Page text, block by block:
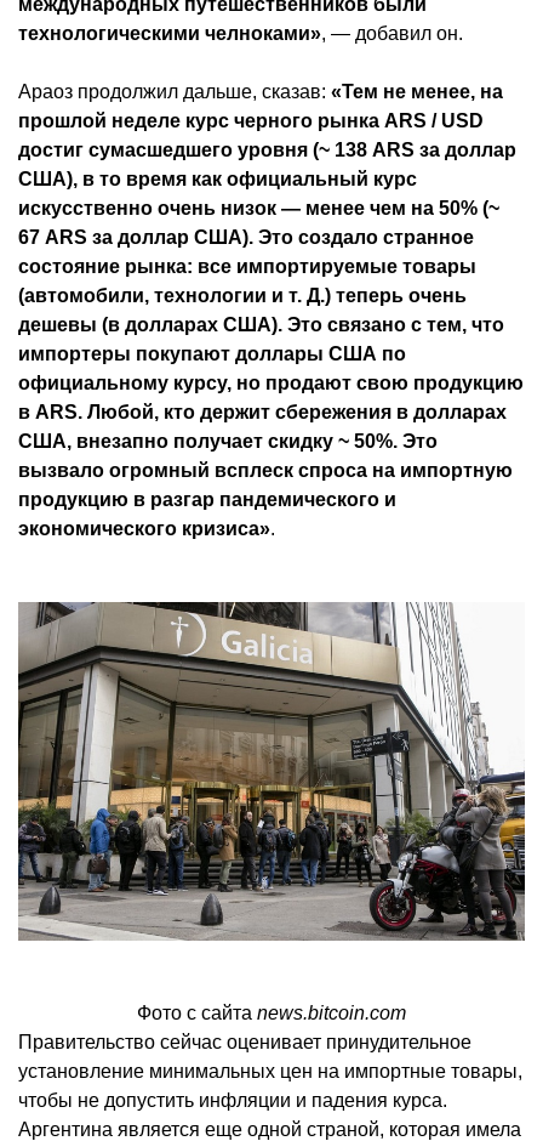
международных путешественников были
технологическими челноками», — добавил он.
Араоз продолжил дальше, сказав: «Тем не менее, на
прошлой неделе курс черного рынка ARS / USD
достиг сумасшедшего уровня (~ 138 ARS за доллар
США), в то время как официальный курс
искусственно очень низок — менее чем на 50% (~
67 ARS за доллар США). Это создало странное
состояние рынка: все импортируемые товары
(автомобили, технологии и т. Д.) теперь очень
дешевы (в долларах США). Это связано с тем, что
импортеры покупают доллары США по
официальному курсу, но продают свою продукцию
в ARS. Любой, кто держит сбережения в долларах
США, внезапно получает скидку ~ 50%. Это
вызвало огромный всплеск спроса на импортную
продукцию в разгар пандемического и
экономического кризиса».
Фото с сайта news.bitcoin.com
Правительство сейчас оценивает принудительное
установление минимальных цен на импортные товары,
чтобы не допустить инфляции и падения курса.
Аргентина является еще одной страной, которая имела